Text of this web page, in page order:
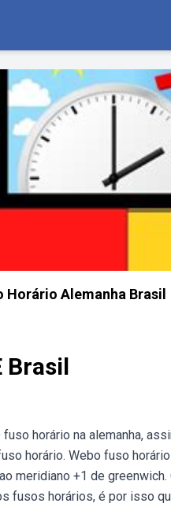
Horário Alemanha Brasil
Brasil
horário na alemanha,
horário. Webo fuso
meridiano +1 de
fusos horários, é por isso